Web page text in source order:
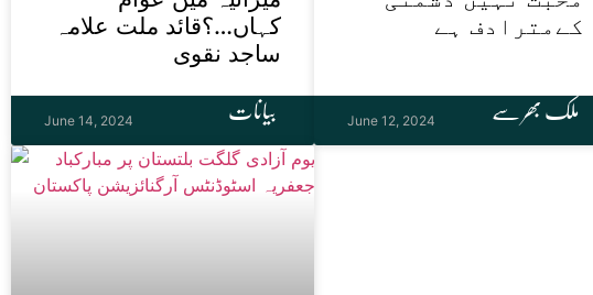
بیانات
کہاں…؟قائد ملت علامہ
ساجد نقوی
June 14, 2024 ملک بھر سے
کےمترادف ہے
June 12, 2024